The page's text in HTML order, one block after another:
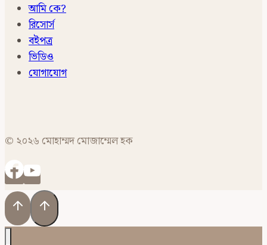
আমি কে?
রিসোর্স
বইপত্র
ভিডিও
যোগাযোগ
© ২০২৬ মোহাম্মদ মোজাম্মেল হক